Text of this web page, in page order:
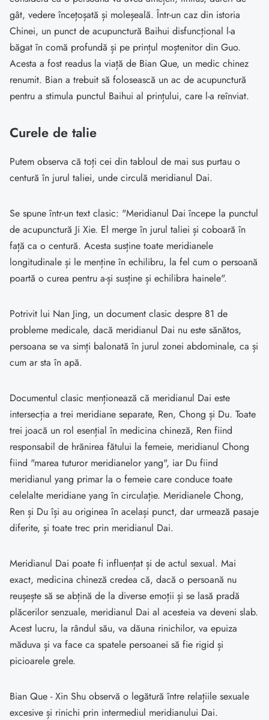
gât, vedere încețoșată și moleșeală. Într-un caz din istoria
Chinei, un punct de acupunctură Baihui disfuncțional l-a
băgat în comă profundă și pe prințul moștenitor din Guo.
Acesta a fost readus la viață de Bian Que, un medic chinez
renumit. Bian a trebuit să folosească un ac de acupunctură
pentru a stimula punctul Baihui al prințului, care l-a reînviat.
Curele de talie
Putem observa că toți cei din tabloul de mai sus purtau o
centură în jurul taliei, unde circulă meridianul Dai.
Se spune într-un text clasic: "Meridianul Dai începe la punctul
de acupunctură Ji Xie. El merge în jurul taliei și coboară în
față ca o centură. Acesta susține toate meridianele
longitudinale și le menține în echilibru, la fel cum o persoană
poartă o curea pentru a-și susține și echilibra hainele".
Potrivit lui Nan Jing, un document clasic despre 81 de
probleme medicale, dacă meridianul Dai nu este sănătos,
persoana se va simți balonată în jurul zonei abdominale, ca și
cum ar sta în apă.
Documentul clasic menționează că meridianul Dai este
intersecția a trei meridiane separate, Ren, Chong și Du. Toate
trei joacă un rol esențial în medicina chineză, Ren fiind
responsabil de hrănirea fătului la femeie, meridianul Chong
fiind "marea tuturor meridianelor yang", iar Du fiind
meridianul yang primar la o femeie care conduce toate
celelalte meridiane yang în circulație. Meridianele Chong,
Ren și Du își au originea în același punct, dar urmează pasaje
diferite, și toate trec prin meridianul Dai.
Meridianul Dai poate fi influențat și de actul sexual. Mai
exact, medicina chineză credea că, dacă o persoană nu
reușește să se abțină de la diverse emoții și se lasă pradă
plăcerilor senzuale, meridianul Dai al acesteia va deveni slab.
Acest lucru, la rândul său, va dăuna rinichilor, va epuiza
măduva și va face ca spatele persoanei să fie rigid și
picioarele grele.
Bian Que - Xin Shu observă o legătură între relațiile sexuale
excesive și rinichi prin intermediul meridianului Dai.